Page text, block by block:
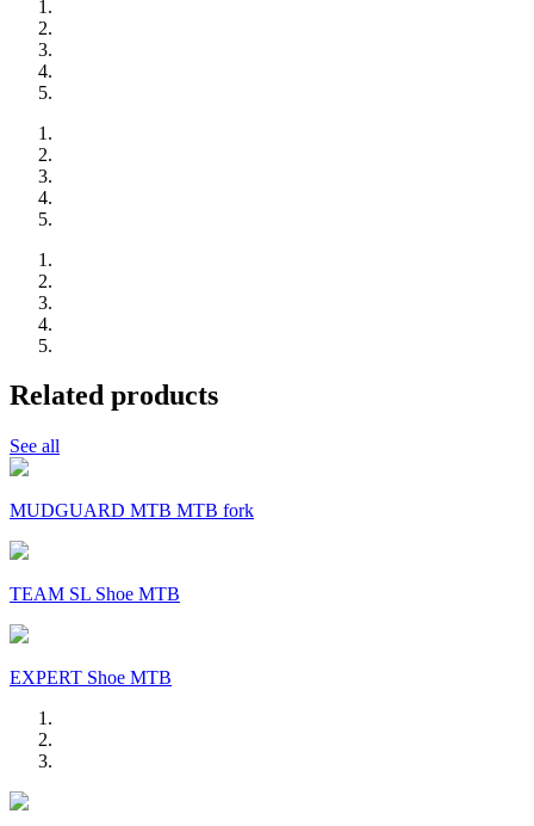
Related products
See all
MUDGUARD MTB MTB fork
TEAM SL Shoe MTB
EXPERT Shoe MTB